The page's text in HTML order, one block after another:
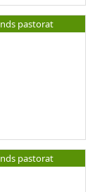
pastorat
pastorat